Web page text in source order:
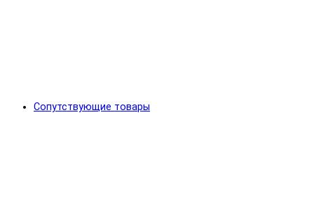
Сопутствующие товары